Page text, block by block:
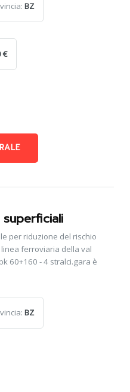
BZ
€
per riduzione del rischio
ferroviaria della val
60+160 - 4 stralci.gara è
BZ